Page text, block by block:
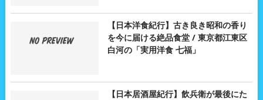
【日本洋食紀行】古き良き昭和の香り
を今に届ける絶品食堂 / 東京都江東区
白河の「実用洋食 七福」
【日本居酒屋紀行】飲兵衛が最後にた